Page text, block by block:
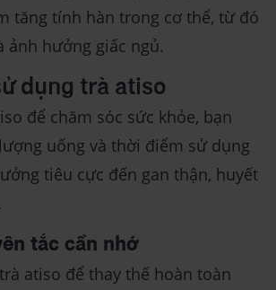
tăng tính hàn trong cơ thể, từ đó
ảnh hưởng giấc ngủ.
dụng trà atiso
để chăm sóc sức khỏe, bạn
uống và thời điểm sử dụng
tiêu cực đến gan thận, huyết
tắc cần nhớ
atiso để thay thế hoàn toàn